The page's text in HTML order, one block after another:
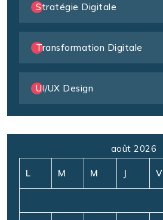
Stratégie Digitale
Transformation Digitale
UI/UX Design
août 2026
L M M J V